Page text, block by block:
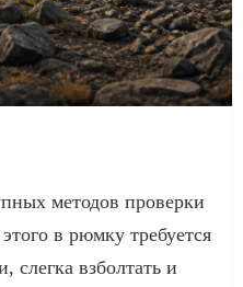
методов проверки
в рюмку требуется
слегка взболтать и